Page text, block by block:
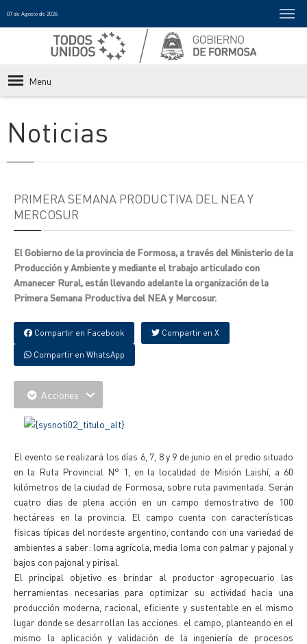
07 de Agosto de 2026
Menu
Noticias
PRIMERA SEMANA PRODUCTIVA DEL NEA Y
MERCOSUR
El Gobierno de la provincia de Formosa, a través del Ministerio de la
Producción y Ambiente y mediante el trabajo articulado con
Amanecer Rural, están llevando adelante la organización de la
Primera Semana Productiva del NEA y Mercosur.
Compartir en Facebook Compartir en X
Compartir en WhatsApp
Acciones
El evento se realizará los días 6, 7, 8 y 9 de junio en el predio situado
en la Ruta Provincial N° 1, en la localidad de Misión Laishí, a 60
kilómetros de la ciudad de Formosa, sobre ruta pavimentada. Serán
cuatro días de plena acción en un campo demostrativo de 100
hectáreas en la provincia. El campo cuenta con características
físicas típicas del nordeste argentino, contando con una variedad de
ambientes a saber: loma agrícola, media loma con palmar y pajonal y
bajos con pajonal y pirisal.
El principal objetivo es brindar al productor agropecuario las
herramientas necesarias para optimizar su actividad hacia una
producción moderna, racional, eficiente y sustentable en el mismo
lugar donde se desarrollan las acciones: el campo, planteando en el
mismo la aplicación y validación de la ingeniería de procesos